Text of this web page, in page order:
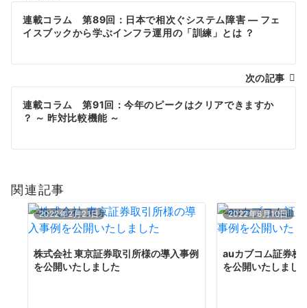
投
稿
ナ
ビ
ゲ
ー
ョ
ン
連載コラム 第89回：日本で相次ぐシステム障害 ― フェ
イスブックから学ぶインフラ運用の「訓練」とは ？
次の記事
連載コラム 第91回：今年のピークはクリアできますか
？ ～ 昨対比較機能 ～
関連記事
2022年2月21日
株式会社 東京証券取引所様の導入事例
を公開いたしました
2022年6月10日
auカブコム証券株
を公開いたしまし